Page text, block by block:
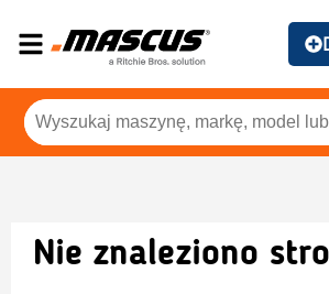
Nie znaleziono